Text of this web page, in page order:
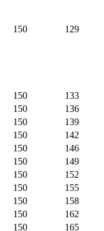
150 129
150
133
150
136
150
139
150
142
150
146
150
149
150
152
150
155
150
158
150
162
150
165